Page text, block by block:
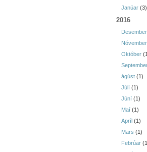
Janúar (3)
2016
Desember
Nóvember
Október
ágúst (1)
Júlí (1)
Júní (1)
Maí (1)
Apríl (1)
Mars (1)
Febrúar